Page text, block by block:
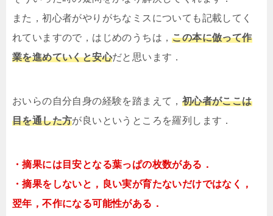
また，初心者がやりがちなミスについても記載してく
れていますので，はじめのうちは，この本に倣って作
業を進めていくと安心だと思います．
おいらの自分自身の経験を踏まえて， 初心者がここは
目を通した方が良いというところを羅列します．
・摘果には目安となる葉っぱの枚数がある．
・摘果をしないと，良い実が育たないだけではなく，
翌年，不作になる可能性がある．